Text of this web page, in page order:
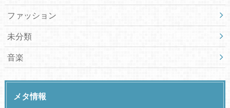
ファッション
未分類
音楽
メタ情報